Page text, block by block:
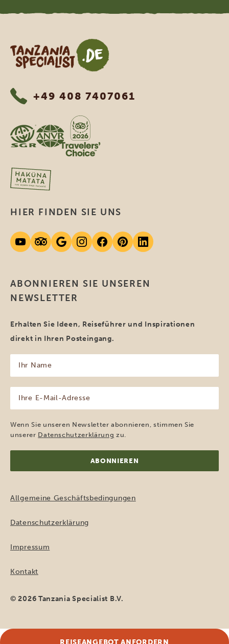
Tanzania Specialist
+49 408 7407061
ABONNIEREN SIE UNSEREN
NEWSLETTER
Erhalten Sie Ideen, Reiseführer und Inspirationen
direkt in Ihren Posteingang.
Name
(erforderlich)
Mail-
Adresse
(erforderlich)
Wenn Sie unseren Newsletter abonnieren, stimmen Sie
unserer Datenschutzerklärung zu.
HIER FINDEN SIE UNS
Allgemeine Geschäftsbedingungen
Datenschutzerklärung
Impressum
Kontakt
© 2026 Tanzania Specialist B.V.
REISEANGEBOT ANFORDERN